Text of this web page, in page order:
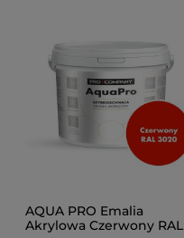
AQUA PRO Emalia
Akrylowa Czerwony RAL